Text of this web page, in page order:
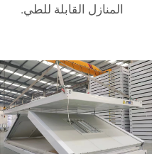
المنازل القابلة للطي.